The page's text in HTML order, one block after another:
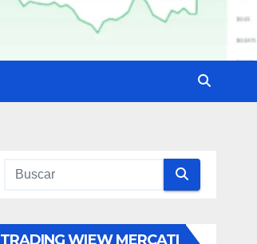
TRADING WIEW MERCATI